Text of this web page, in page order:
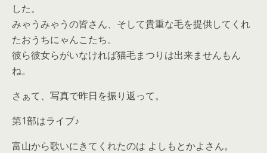
した。
みゃうみゃうの皆さん、そして貴重な毛を提供してくれ
たおうちにゃんこたち。
彼ら彼女らがいなければ猫毛まつりは出来ませんもん
ね。
さぁて、写真で昨日を振り返って。
第1部はライブ♪
富山から歌いにきてくれたのは よしもとかよさん。